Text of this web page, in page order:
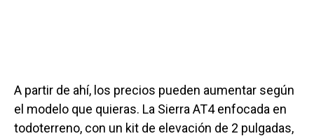
A partir de ahí, los precios pueden aumentar según
el modelo que quieras. La Sierra AT4 enfocada en
todoterreno, con un kit de elevación de 2 pulgadas,